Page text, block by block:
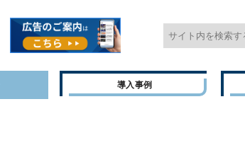
導入事例